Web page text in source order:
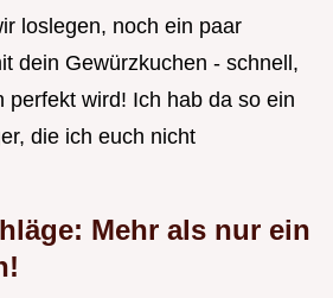
loslegen, noch ein paar
dein Gewürzkuchen - schnell,
perfekt wird! Ich hab da so ein
die ich euch nicht
Mehr als nur ein